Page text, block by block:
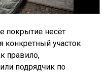
покрытие несёт
конкретный участок
правило,
подрядчик по